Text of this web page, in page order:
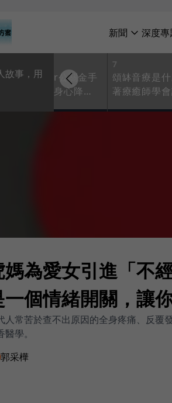
新聞 深度專
故事，用
她摘下Uber公關金手
銬，搖身「身心降
7
頌缽音療是
著療癒師學
媽為愛女引進「不
一個情緒開關，讓
人常苦於查不出原因的全身疼痛、反覆
醫學。
郭采樺